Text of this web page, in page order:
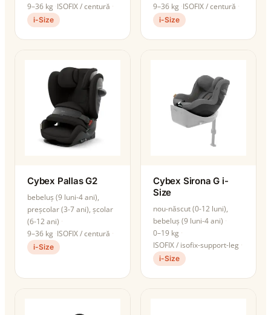
9–36 kg ISOFIX / centură
i-Size
9–36 kg ISOFIX / centură
i-Size
Cybex Pallas G2
bebeluș (9 luni-4 ani),
preșcolar (3-7 ani), școlar
(6-12 ani)
9–36 kg ISOFIX / centură
i-Size
Cybex Sirona G i-
Size
nou-născut (0-12 luni),
bebeluș (9 luni-4 ani)
0–19 kg
ISOFIX / isofix-support-leg
i-Size